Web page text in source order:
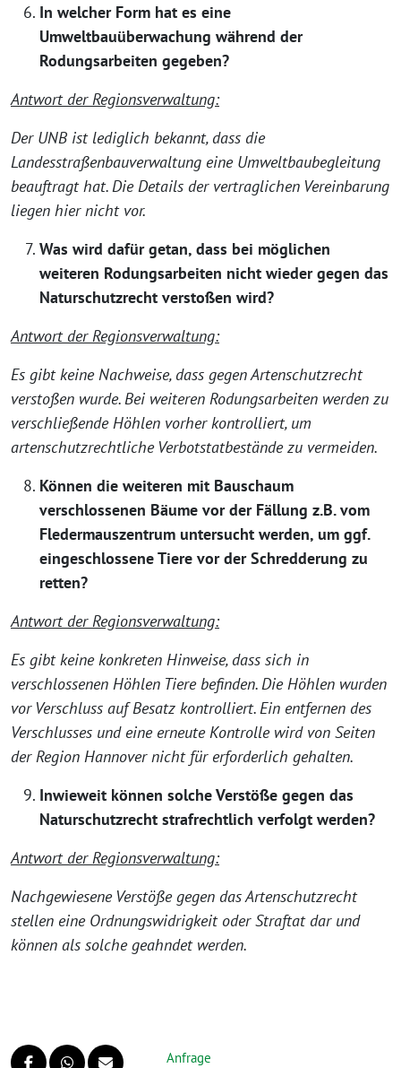
In welcher Form hat es eine
Umweltbauüberwachung während der
Rodungsarbeiten gegeben?
Antwort der Regionsverwaltung:
Der UNB ist lediglich bekannt, dass die
Landesstraßenbauverwaltung eine Umweltbaubegleitung
beauftragt hat. Die Details der vertraglichen Vereinbarung
liegen hier nicht vor.
Was wird dafür getan, dass bei möglichen
weiteren Rodungsarbeiten nicht wieder gegen das
Naturschutzrecht verstoßen wird?
Antwort der Regionsverwaltung:
Es gibt keine Nachweise, dass gegen Artenschutzrecht
verstoßen wurde. Bei weiteren Rodungsarbeiten werden zu
verschließende Höhlen vorher kontrolliert, um
artenschutzrechtliche Verbotstatbestände zu vermeiden.
Können die weiteren mit Bauschaum
verschlossenen Bäume vor der Fällung z.B. vom
Fledermauszentrum untersucht werden, um ggf.
eingeschlossene Tiere vor der Schredderung zu
retten?
Antwort der Regionsverwaltung:
Es gibt keine konkreten Hinweise, dass sich in
verschlossenen Höhlen Tiere befinden. Die Höhlen wurden
vor Verschluss auf Besatz kontrolliert. Ein entfernen des
Verschlusses und eine erneute Kontrolle wird von Seiten
der Region Hannover nicht für erforderlich gehalten.
Inwieweit können solche Verstöße gegen das
Naturschutzrecht strafrechtlich verfolgt werden?
Antwort der Regionsverwaltung:
Nachgewiesene Verstöße gegen das Artenschutzrecht
stellen eine Ordnungswidrigkeit oder Straftat dar und
können als solche geahndet werden.
Anfrage